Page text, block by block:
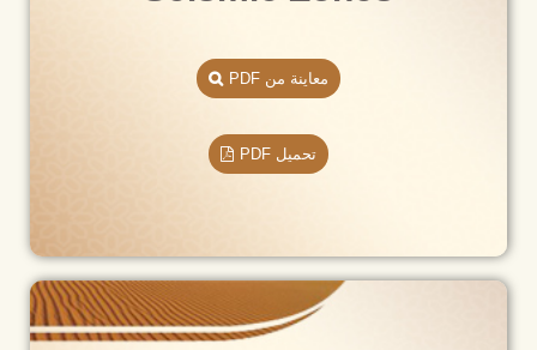
معاينة من PDF
تحميل PDF